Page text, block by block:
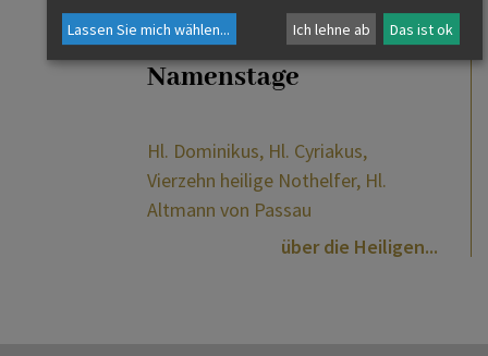
Namenstage
Hl. Dominikus, Hl. Cyriakus,
Vierzehn heilige Nothelfer, Hl.
Altmann von Passau
über die Heiligen
Lassen Sie mich wählen... Ich lehne ab Das ist ok